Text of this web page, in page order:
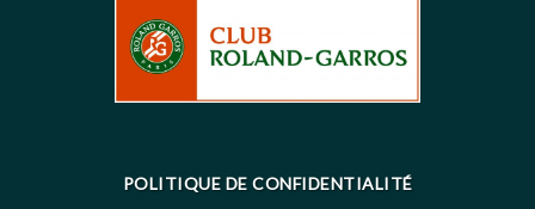
POLITIQUE DE CONFIDENTIALITÉ